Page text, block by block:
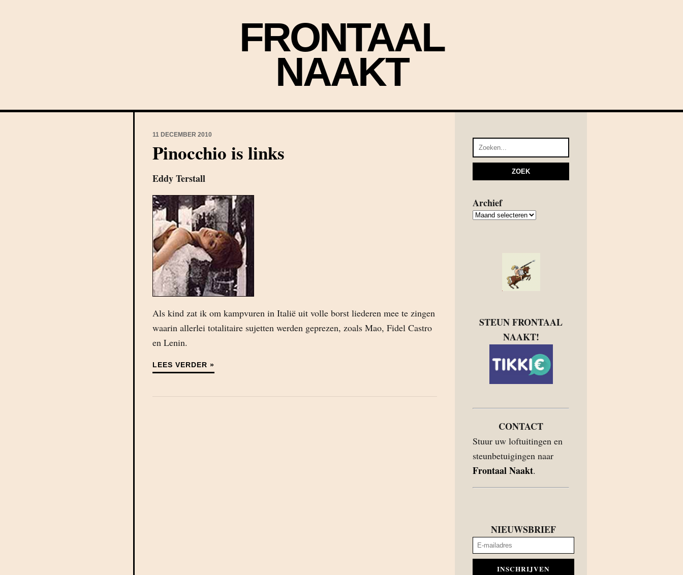
FRONTAAL
NAAKT
11 DECEMBER 2010
Pinocchio is links
Eddy Terstall
Als kind zat ik om kampvuren in Italië uit volle borst liederen mee te zingen
waarin allerlei totalitaire sujetten werden geprezen, zoals Mao, Fidel Castro
en Lenin.
LEES VERDER »
Archief
Archief
STEUN FRONTAAL
NAAKT!
CONTACT
Stuur uw loftuitingen en
steunbetuigingen naar
Frontaal Naakt.
NIEUWSBRIEF
INSCHRIJVEN